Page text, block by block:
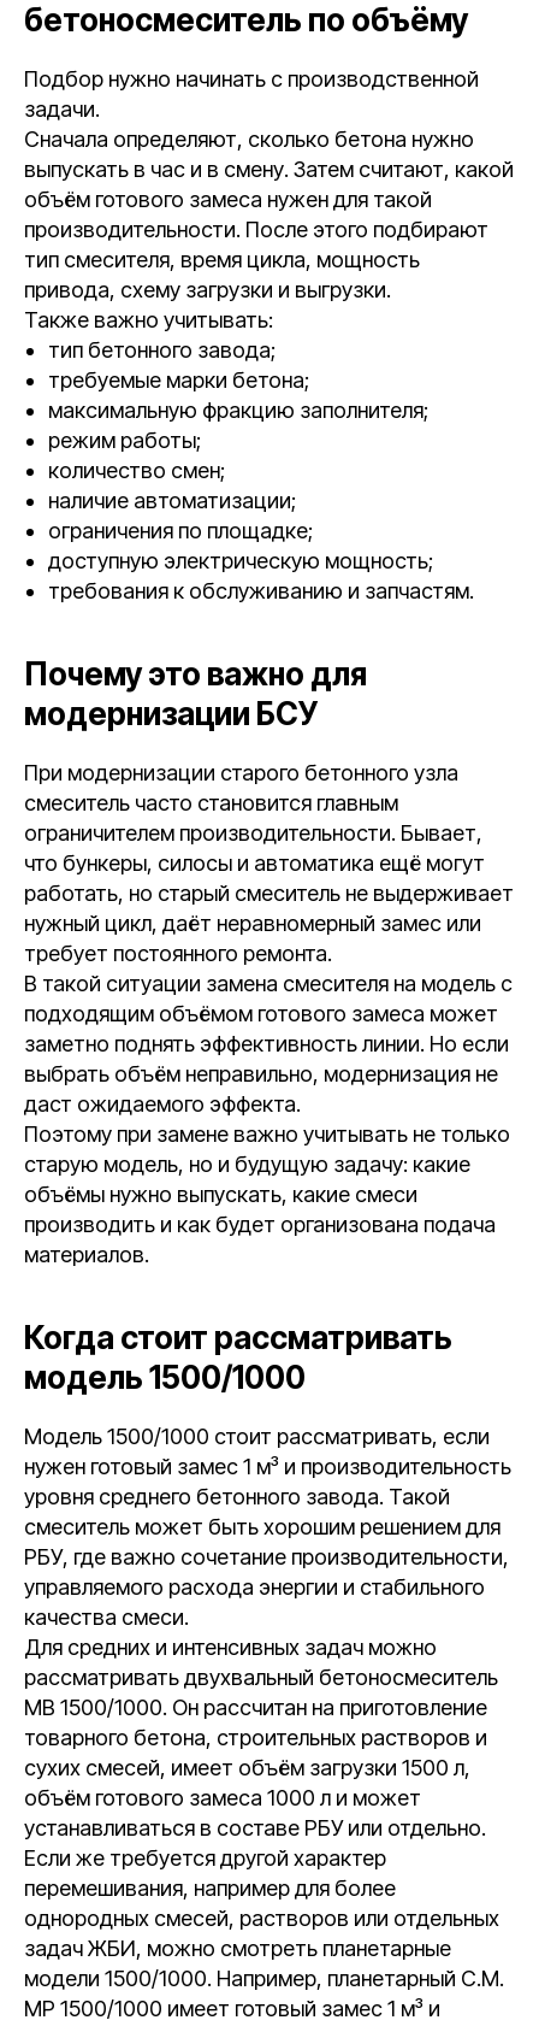
бетоносмеситель по объёму
Подбор нужно начинать с производственной
задачи.
Сначала определяют, сколько бетона нужно
выпускать в час и в смену. Затем считают, какой
объём готового замеса нужен для такой
производительности. После этого подбирают
тип смесителя, время цикла, мощность
привода, схему загрузки и выгрузки.
Также важно учитывать:
тип бетонного завода;
требуемые марки бетона;
максимальную фракцию заполнителя;
режим работы;
количество смен;
наличие автоматизации;
ограничения по площадке;
доступную электрическую мощность;
требования к обслуживанию и запчастям.
Почему это важно для
модернизации БСУ
При модернизации старого бетонного узла
смеситель часто становится главным
ограничителем производительности. Бывает,
что бункеры, силосы и автоматика ещё могут
работать, но старый смеситель не выдерживает
нужный цикл, даёт неравномерный замес или
требует постоянного ремонта.
В такой ситуации замена смесителя на модель с
подходящим объёмом готового замеса может
заметно поднять эффективность линии. Но если
выбрать объём неправильно, модернизация не
даст ожидаемого эффекта.
Поэтому при замене важно учитывать не только
старую модель, но и будущую задачу: какие
объёмы нужно выпускать, какие смеси
производить и как будет организована подача
материалов.
Когда стоит рассматривать
модель 1500/1000
Модель 1500/1000 стоит рассматривать, если
нужен готовый замес 1 м³ и производительность
уровня среднего бетонного завода. Такой
смеситель может быть хорошим решением для
РБУ, где важно сочетание производительности,
управляемого расхода энергии и стабильного
качества смеси.
Для средних и интенсивных задач можно
рассматривать двухвальный бетоносмеситель
МВ 1500/1000. Он рассчитан на приготовление
товарного бетона, строительных растворов и
сухих смесей, имеет объём загрузки 1500 л,
объём готового замеса 1000 л и может
устанавливаться в составе РБУ или отдельно.
Если же требуется другой характер
перемешивания, например для более
однородных смесей, растворов или отдельных
задач ЖБИ, можно смотреть планетарные
модели 1500/1000. Например, планетарный С.М.
MP 1500/1000 имеет готовый замес 1 м³ и